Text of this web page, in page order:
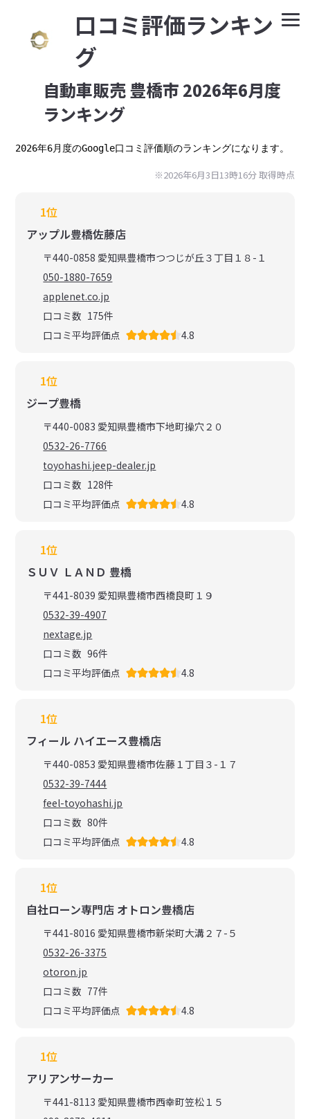
⼝コミ評価ランキン
グ
自動車販売 豊橋市 2026年6月度
ランキング
2026年6月度のGoogle口コミ評価順のランキングになります。
※2026年6月3日13時16分 取得時点
1位
アップル豊橋佐藤店
〒440-0858 愛知県豊橋市つつじが丘３丁目１８-１
050-1880-7659
applenet.co.jp
口コミ数 175件
口コミ平均評価点
4.8
1位
ジープ豊橋
〒440-0083 愛知県豊橋市下地町操穴２０
0532-26-7766
toyohashi.jeep-dealer.jp
口コミ数 128件
口コミ平均評価点
4.8
1位
ＳＵＶ ＬＡＮＤ 豊橋
〒441-8039 愛知県豊橋市西橋良町１９
0532-39-4907
nextage.jp
口コミ数 96件
口コミ平均評価点
4.8
1位
フィール ハイエース豊橋店
〒440-0853 愛知県豊橋市佐藤１丁目３-１７
0532-39-7444
feel-toyohashi.jp
口コミ数 80件
口コミ平均評価点
4.8
1位
自社ローン専門店 オトロン豊橋店
〒441-8016 愛知県豊橋市新栄町大溝２７-５
0532-26-3375
otoron.jp
口コミ数 77件
口コミ平均評価点
4.8
1位
アリアンサーカー
〒441-8113 愛知県豊橋市西幸町笠松１５